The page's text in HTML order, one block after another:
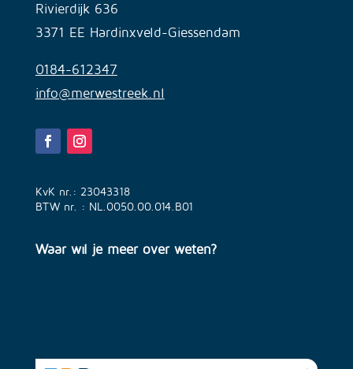
Rivierdijk 636
3371 EE Hardinxveld-Giessendam
0184-612347
info@merwestreek.nl
KvK nr.: 23043318
BTW nr. : NL.0050.00.014.B01
Waar wil je meer over weten?